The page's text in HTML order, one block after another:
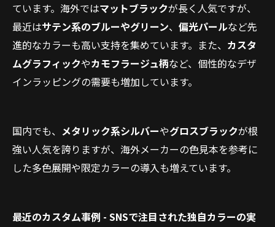
ています。海外ではマットブラックが長く人気ですが、
最近はサテン系のブルーやグリーン、 偏光パールなど先
進的なカラーも高い支持を集めています。また、 カスタ
ムグラフィックやカモフラージュ柄など、個性的なデザ
インラッピングの需要も増加しています。
国内でも、 メタリック系シルバーやグロスブラックが根
強い人気を誇りますが、海外メーカーの色見本を参考に
した多色展開や限定カラーの導入も増えています。
最近のカスタム事例 - SNSで注目された独自カラーの実